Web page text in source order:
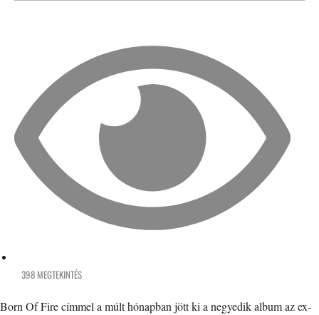
398 MEGTEKINTÉS
Born Of Fire címmel a múlt hónapban jött ki a negyedik album az ex-